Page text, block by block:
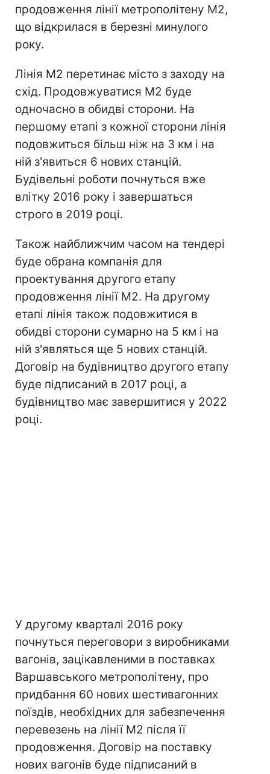
продовження лінії метрополітену М2,
що відкрилася в березні минулого
року.
Лінія М2 перетинає місто з заходу на
схід. Продовжуватися М2 буде
одночасно в обидві сторони. На
першому етапі з кожної сторони лінія
подовжиться більш ніж на 3 км і на
ній з'явиться 6 нових станцій.
Будівельні роботи почнуться вже
влітку 2016 року і завершаться
строго в 2019 році.
Також найближчим часом на тендері
буде обрана компанія для
проектування другого етапу
продовження лінії М2. На другому
етапі лінія також подовжитися в
обидві сторони сумарно на 5 км і на
ній з'являться ще 5 нових станцій.
Договір на будівництво другого етапу
буде підписаний в 2017 році, а
будівництво має завершитися у 2022
році.
У другому кварталі 2016 року
почнуться переговори з виробниками
вагонів, зацікавленими в поставках
Варшавського метрополітену, про
придбання 60 нових шестивагонних
поїздів, необхідних для забезпечення
перевезень на лінії М2 після її
продовження. Договір на поставку
нових вагонів буде підписаний в